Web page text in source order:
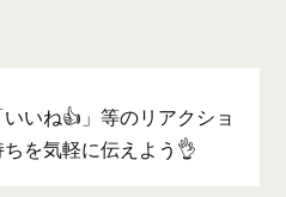
いね👍」等のリアクショ
を気軽に伝えよう👌